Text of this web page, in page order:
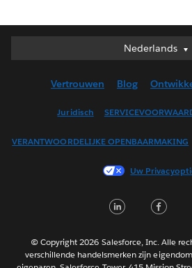
Nederlands
Nederlands
English (UK)
Français (Canada)
Français (France)
日本語
Português
Svenska
Vertrouwen Blog
Juridisch
VERANTWOORDELIJKE OPENBAARMAKING
Uw
© Copyright 2026 Salesforce, Inc. Alle
verschillende handelsmerken zijn